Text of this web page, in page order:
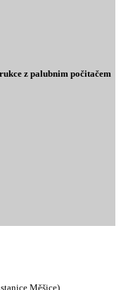
z palubnim počitačem
Měšice)